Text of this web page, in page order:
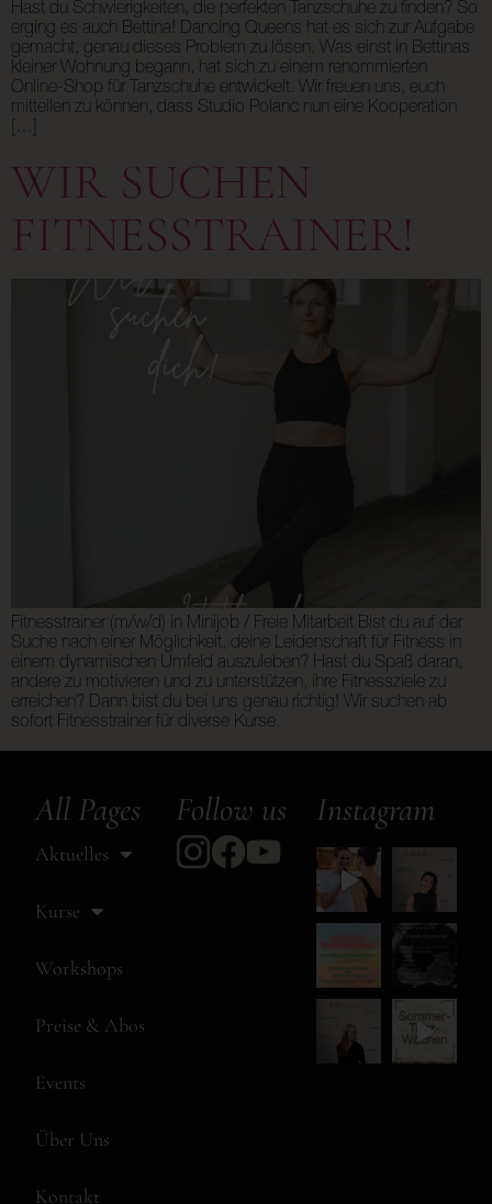
Hast du Schwierigkeiten, die perfekten Tanzschuhe zu finden? So
erging es auch Bettina! Dancing Queens hat es sich zur Aufgabe
gemacht, genau dieses Problem zu lösen. Was einst in Bettinas
kleiner Wohnung begann, hat sich zu einem renommierten
Online-Shop für Tanzschuhe entwickelt. Wir freuen uns, euch
mitteilen zu können, dass Studio Polanc nun eine Kooperation
[…]
WIR SUCHEN
FITNESSTRAINER!
Fitnesstrainer (m/w/d) in Minijob / Freie Mitarbeit Bist du auf der
Suche nach einer Möglichkeit, deine Leidenschaft für Fitness in
einem dynamischen Umfeld auszuleben? Hast du Spaß daran,
andere zu motivieren und zu unterstützen, ihre Fitnessziele zu
erreichen? Dann bist du bei uns genau richtig! Wir suchen ab
sofort Fitnesstrainer für diverse Kurse.
All Pages
Aktuelles
Kurse
Workshops
Preise & Abos
Events
Über Uns
Kontakt
Follow us Instagram